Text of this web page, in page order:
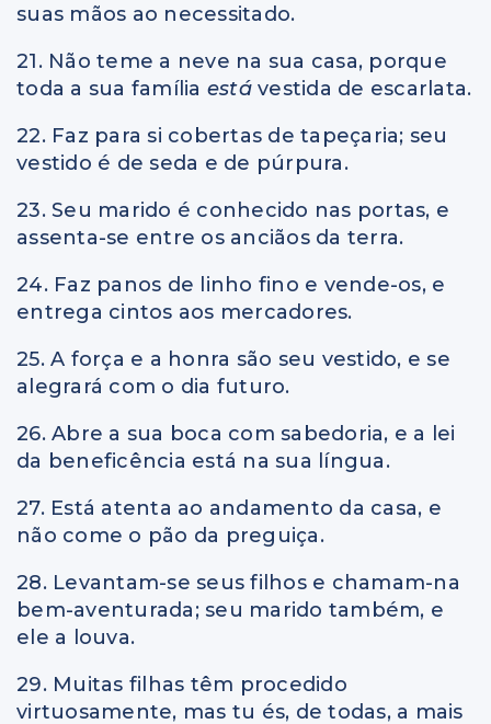
suas mãos ao necessitado.
21. Não teme a neve na sua casa, porque
toda a sua família está vestida de escarlata.
22. Faz para si cobertas de tapeçaria; seu
vestido é de seda e de púrpura.
23. Seu marido é conhecido nas portas, e
assenta-se entre os anciãos da terra.
24. Faz panos de linho fino e vende-os, e
entrega cintos aos mercadores.
25. A força e a honra são seu vestido, e se
alegrará com o dia futuro.
26. Abre a sua boca com sabedoria, e a lei
da beneficência está na sua língua.
27. Está atenta ao andamento da casa, e
não come o pão da preguiça.
28. Levantam-se seus filhos e chamam-na
bem-aventurada; seu marido também, e
ele a louva.
29. Muitas filhas têm procedido
virtuosamente, mas tu és, de todas, a mais